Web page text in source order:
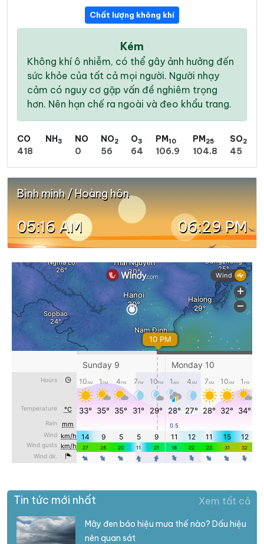
Chất lượng không khí
Kém
Không khí ô nhiễm, có thể gây ảnh hưởng đến
sức khỏe của tất cả mọi người. Người nhạy
cảm có nguy cơ gặp vấn đề nghiêm trọng
hơn. Nên hạn chế ra ngoài và đeo khẩu trang.
CO
418
NH3
NO
0
NO2
56
O3
64
PM10
106.9
PM25
104.8
SO2
45
Bình minh / Hoàng hôn
05:16 AM 06:29 PM
Tin tức mới nhất Xem tất cả
Mây đen báo hiệu mưa thế nào? Dấu hiệu
nên quan sát